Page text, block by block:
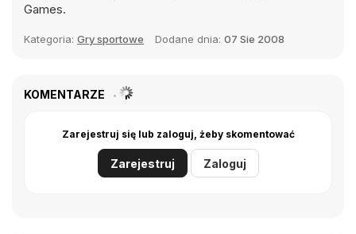
Games.
Kategoria: Gry sportowe Dodane dnia: 07 Sie 2008
KOMENTARZE
Zarejestruj się lub zaloguj, żeby skomentować
Zarejestruj Zaloguj